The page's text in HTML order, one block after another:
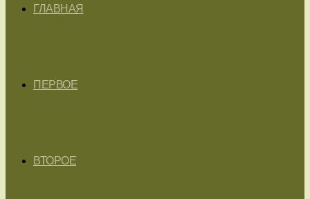
ГЛАВНАЯ
ПЕРВОЕ
ВТОРОЕ